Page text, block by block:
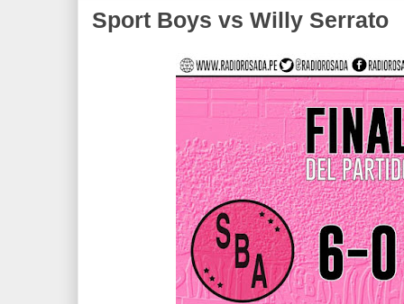
Sport Boys vs Willy Serrato